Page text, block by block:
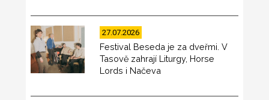
27.07.2026
Festival Beseda je za dveřmi. V
Tasově zahrají Liturgy, Horse
Lords i Načeva